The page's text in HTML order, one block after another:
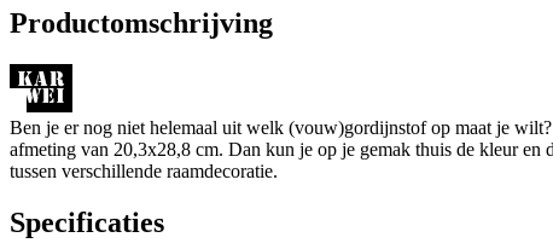
Productomschrijving
Ben je er nog niet helemaal uit welk (vouw)gordijnstof op maat je
afmeting van 20,3x28,8 cm. Dan kun je op je gemak thuis de kleur
tussen verschillende raamdecoratie.
Specificaties